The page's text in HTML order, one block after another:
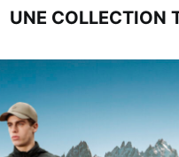
UNE COLLECTION